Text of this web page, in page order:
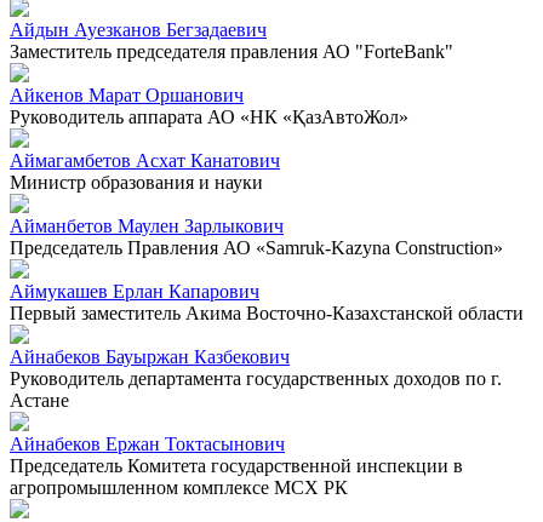
Айдын Ауезканов Бегзадаевич
Заместитель председателя правления АО "ForteBank"
Айкенов Марат Оршанович
Руководитель аппарата АО «НК «ҚазАвтоЖол»
Аймагамбетов Асхат Канатович
Министр образования и науки
Айманбетов Маулен Зарлыкович
Председатель Правления АО «Samruk-Kazyna Construction»
Аймукашев Ерлан Капарович
Первый заместитель Акима Восточно-Казахстанской области
Айнабеков Бауыржан Казбекович
Руководитель департамента государственных доходов по г.
Астане
Айнабеков Ержан Токтасынович
Председатель Комитета государственной инспекции в
агропромышленном комплексе МСХ РК